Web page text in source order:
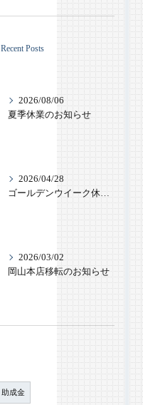
Recent Posts
2026/08/06
夏季休業のお知らせ
2026/04/28
ゴールデンウイーク休業のお知らせ
2026/03/02
岡山本店移転のお知らせ
助成金